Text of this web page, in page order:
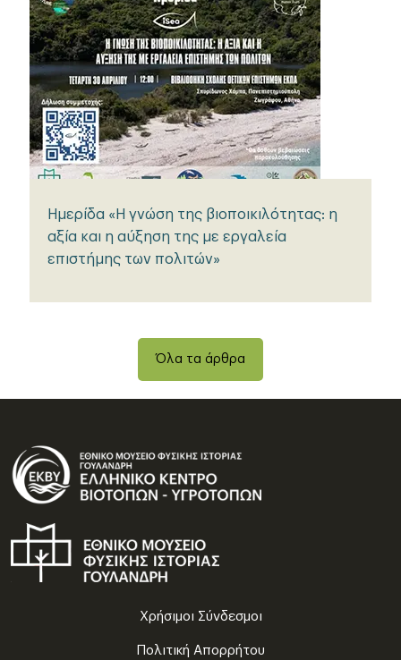
Ημερίδα «Η γνώση της βιοποικιλότητας: η
αξία και η αύξηση της με εργαλεία
επιστήμης των πολιτών»
Όλα τα άρθρα
Χρήσιμοι Σύνδεσμοι
Πολιτική Απορρήτου